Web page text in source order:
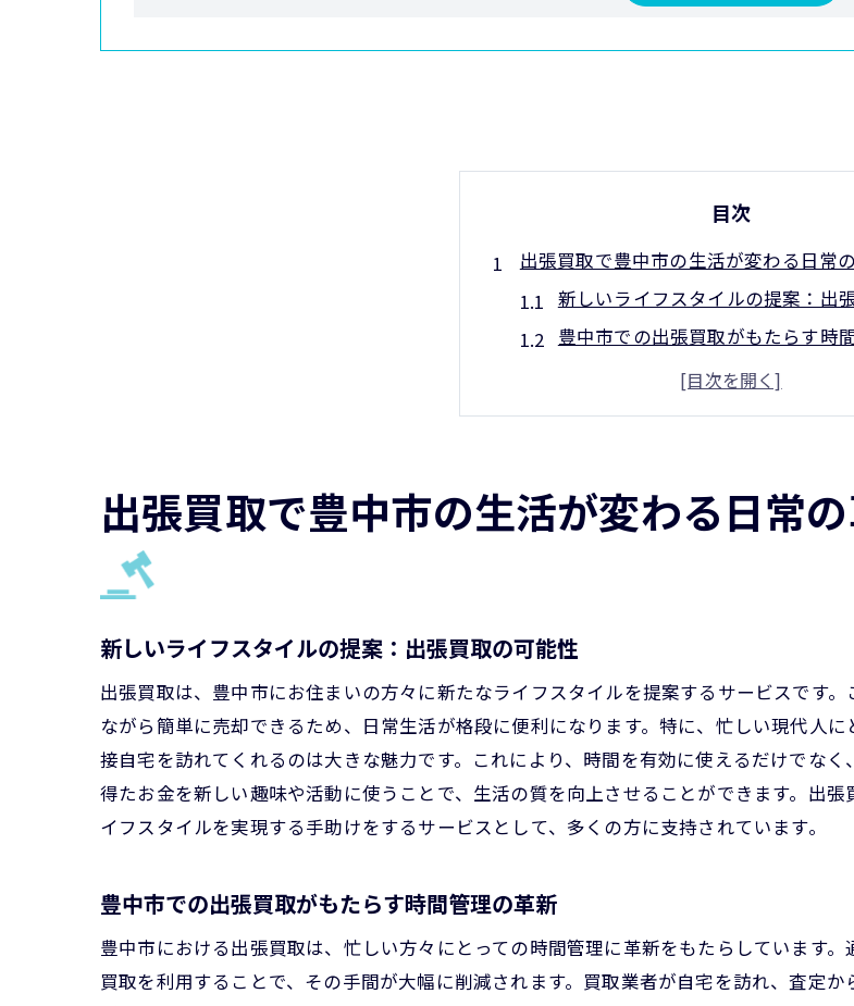
目次
出張買取で豊中市の生活が変わる日常
新しいライフスタイルの提案：出
豊中市での出張買取がもたらす時
家庭と仕事のバランスを整える出
豊中市民が選ぶべき理由：出張買
豊中市のコミュニティに及ぼす出
豊中市での出張買取が実現する時間の
時間を有効に使うための出張買取の
出張買取が時間の節約に寄与する理
スケジュールに合わせた柔軟な出
出張買取で生まれる新しい時間の
出張買取が豊中市の交通問題を解決す
交通渋滞を避ける出張買取の利点
環境にも優しい出張買取の取り組
移動時間をゼロにする出張買取の
出張買取で豊中市の生活が変わる日常
新しいライフスタイルの提案：出張買取の可能性
出張買取は、豊中市にお住まいの方々に新たなライフスタイルを提案するサービスです
ながら簡単に売却できるため、日常生活が格段に便利になります。特に、忙しい現代人
接自宅を訪れてくれるのは大きな魅力です。これにより、時間を有効に使えるだけでな
得たお金を新しい趣味や活動に使うことで、生活の質を向上させることができます。出
イフスタイルを実現する手助けをするサービスとして、多くの方に支持されています。
豊中市での出張買取がもたらす時間管理の革新
豊中市における出張買取は、忙しい方々にとっての時間管理に革新をもたらしています
買取を利用することで、その手間が大幅に削減されます。買取業者が自宅を訪れ、査定